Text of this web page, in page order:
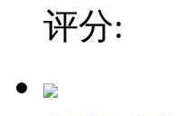
评分: